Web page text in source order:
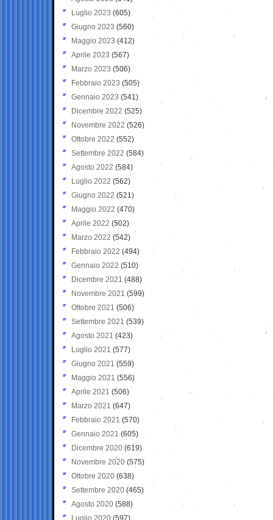
Luglio 2023 (605)
Giugno 2023 (560)
Maggio 2023 (412)
Aprile 2023 (567)
Marzo 2023 (506)
Febbraio 2023 (505)
Gennaio 2023 (541)
Dicembre 2022 (525)
Novembre 2022 (526)
Ottobre 2022 (552)
Settembre 2022 (584)
Agosto 2022 (584)
Luglio 2022 (562)
Giugno 2022 (521)
Maggio 2022 (470)
Aprile 2022 (502)
Marzo 2022 (542)
Febbraio 2022 (494)
Gennaio 2022 (510)
Dicembre 2021 (488)
Novembre 2021 (599)
Ottobre 2021 (506)
Settembre 2021 (539)
Agosto 2021 (423)
Luglio 2021 (577)
Giugno 2021(559)
Maggio 2021 (556)
Aprile 2021 (506)
Marzo 2021 (647)
Febbraio 2021 (570)
Gennaio 2021 (605)
Dicembre 2020 (619)
Novembre 2020 (575)
Ottobre 2020 (638)
Settembre 2020(465)
Agosto 2020 (588)
Luglio 2020 (597)